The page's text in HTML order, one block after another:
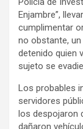
Enjambre”,
cumplimentar
no obstante,
detenido quien
sujeto se
Los probables
servidores
los despojaron
dañaron